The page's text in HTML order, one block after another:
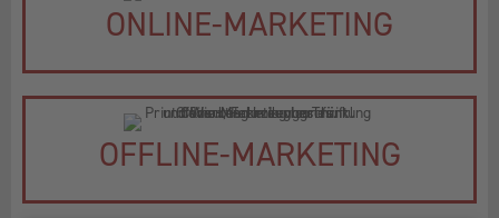
ONLINE-MARKETING
OFFLINE-MARKETING